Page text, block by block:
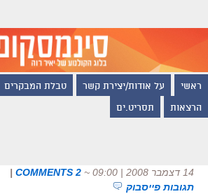
ראשי על אודות/יצירת קשר טבלת המבקרים
הרצאות תסריט.ים
14 דצמבר 2008 | 09:00 ~
2 COMMENTS
|
תגובות פייסבוק